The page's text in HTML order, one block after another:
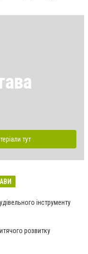
тут
інструменту
розвитку